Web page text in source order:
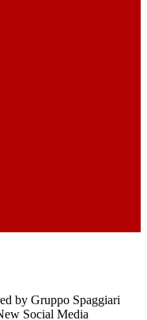
by Gruppo Spaggiari
Social Media